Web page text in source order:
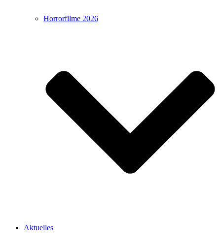
Horrorfilme 2026
Aktuelles